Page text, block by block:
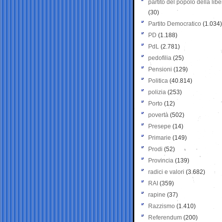
partito del popolo della
(30)
Partito Democratico (1.034)
PD (1.188)
PdL (2.781)
pedofilia (25)
Pensioni (129)
Politica (40.814)
polizia (253)
Porto (12)
povertà (502)
Presepe (14)
Primarie (149)
Prodi (52)
Provincia (139)
radici e valori (3.682)
RAI (359)
rapine (37)
Razzismo (1.410)
Referendum (200)